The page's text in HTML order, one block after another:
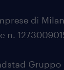
di
n.